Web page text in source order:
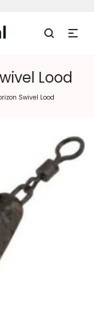
Lood
Swivel Lood